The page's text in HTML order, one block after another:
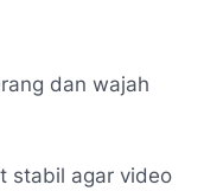
dan wajah
stabil agar video